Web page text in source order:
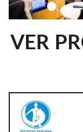
VER